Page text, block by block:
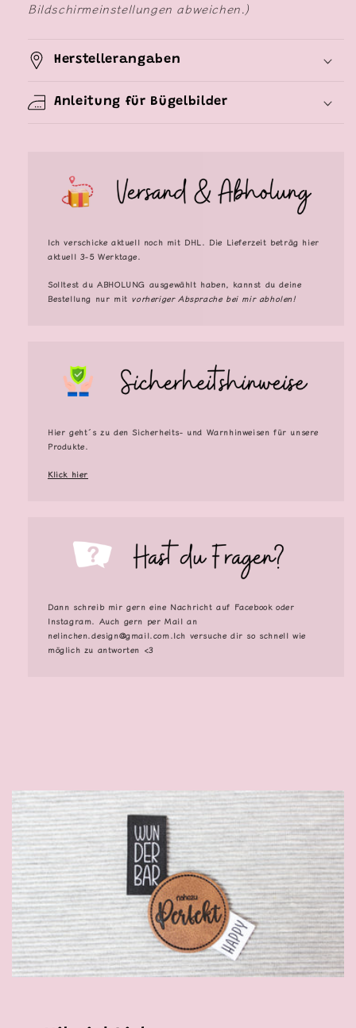
Bildschirmeinstellungen abweichen.)
Herstellerangaben
Anleitung für Bügelbilder
Ich verschicke aktuell noch mit DHL. Die Lieferzeit beträg hier
aktuell 3-5 Werktage.
Solltest duABHOLUNG ausgewählt haben, kannst du deine
Bestellung nur mit vorheriger Absprache bei mir abholen!
Hier geht´s zu den Sicherheits- und Warnhinweisen für unsere
Produkte.
Klick hier
Dann schreib mir gern eine Nachricht auf Facebook oder
Instagram. Auch gern per Mail an
nelinchen.design@gmail.com.Ich versuche dir so schnell wie
möglich zu antworten <3